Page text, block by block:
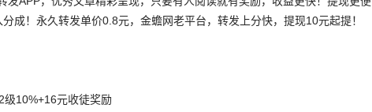
成！永久转发单价0.8元，金蟾网老平台，转发上分快，提现10元起提！
级10%+16元收徒奖励